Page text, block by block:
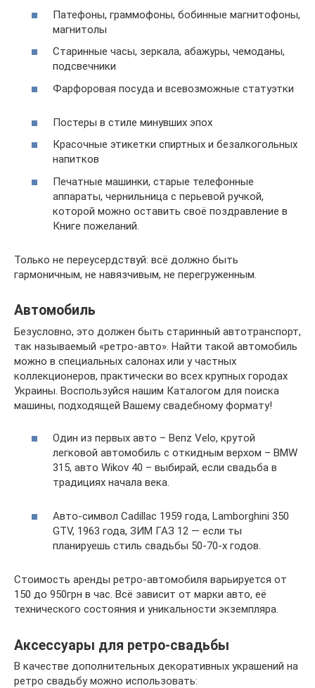
Патефоны, граммофоны, бобинные магнитофоны,
магнитолы
Старинные часы, зеркала, абажуры, чемоданы,
подсвечники
Фарфоровая посуда и всевозможные статуэтки
Постеры в стиле минувших эпох
Красочные этикетки спиртных и безалкогольных
напитков
Печатные машинки, старые телефонные
аппараты, чернильница с перьевой ручкой,
которой можно оставить своё поздравление в
Книге пожеланий.
Только не переусердствуй: всё должно быть
гармоничным, не навязчивым, не перегруженным.
Автомобиль
Безусловно, это должен быть старинный автотранспорт,
так называемый «ретро-авто». Найти такой автомобиль
можно в специальных салонах или у частных
коллекционеров, практически во всех крупных городах
Украины. Воспользуйся нашим Каталогом для поиска
машины, подходящей Вашему свадебному формату!
Один из первых авто – Benz Velo, крутой
легковой автомобиль с откидным верхом – BMW
315, авто Wikov 40 – выбирай, если свадьба в
традициях начала века.
Авто-символ Cadillac 1959 года, Lamborghini 350
GTV, 1963 года, ЗИМ ГАЗ 12 — если ты
планируешь стиль свадьбы 50-70-х годов.
Стоимость аренды ретро-автомобиля варьируется от
150 до 950грн в час. Всё зависит от марки авто, её
технического состояния и уникальности экземпляра.
Аксессуары для ретро-свадьбы
В качестве дополнительных декоративных украшений на
ретро свадьбу можно использовать: